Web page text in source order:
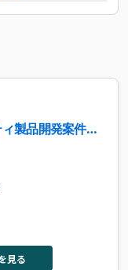
製品開発案件・
見る